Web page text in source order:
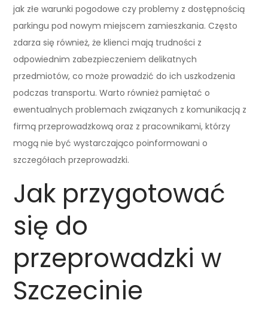
jak złe warunki pogodowe czy problemy z dostępnością
parkingu pod nowym miejscem zamieszkania. Często
zdarza się również, że klienci mają trudności z
odpowiednim zabezpieczeniem delikatnych
przedmiotów, co może prowadzić do ich uszkodzenia
podczas transportu. Warto również pamiętać o
ewentualnych problemach związanych z komunikacją z
firmą przeprowadzkową oraz z pracownikami, którzy
mogą nie być wystarczająco poinformowani o
szczegółach przeprowadzki.
Jak przygotować
się do
przeprowadzki w
Szczecinie